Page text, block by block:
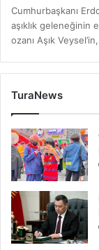
Cumhurbaşkanı
aşıklık geleneğinin
ozanı Aşık
TuraNews